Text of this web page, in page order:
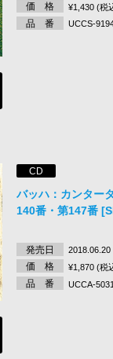
価 格 ¥1,430 (税
品 番 UCCS-
CD
バッハ：カンター
140番・第147番
発売日 2018.06.20
価 格 ¥1,870 (税
品 番 UCCA-5031